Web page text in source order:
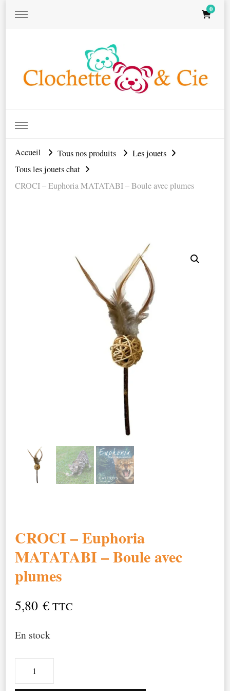
0
Clochette
& Cie
Accueil Tous nos produits
Les jouets
Tous les jouets chat
CROCI – Euphoria MATATABI – Boule avec plumes
CROCI – Euphoria
MATATABI – Boule avec
plumes
5,80 € TTC
En stock
quantité
de